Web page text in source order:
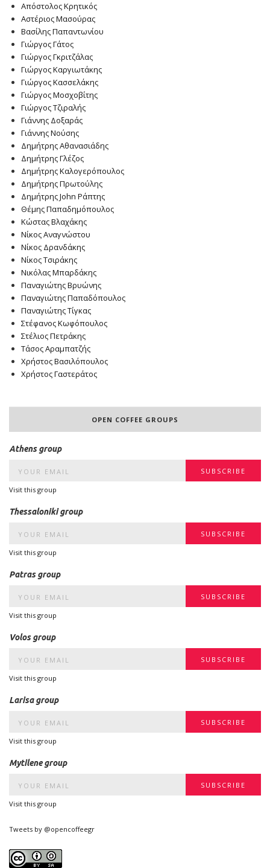
Απόστολος Κρητικός
Αστέριος Μασούρας
Βασίλης Παπαντωνίου
Γιώργος Γάτος
Γιώργος Γκριτζάλας
Γιώργος Καργιωτάκης
Γιώργος Κασσελάκης
Γιώργος Μοσχοβίτης
Γιώργος Τζιραλής
Γιάννης Δοξαράς
Γιάννης Νούσης
Δημήτρης Αθανασιάδης
Δημήτρης Γλέζος
Δημήτρης Καλογερόπουλος
Δημήτρης Πρωτούλης
Δημήτρης John Ράπτης
Θέμης Παπαδημόπουλος
Κώστας Βλαχάκης
Νίκος Αναγνώστου
Νίκος Δρανδάκης
Νίκος Τσιράκης
Νικόλας Μπαρδάκης
Παναγιώτης Βρυώνης
Παναγιώτης Παπαδόπουλος
Παναγιώτης Τίγκας
Στέφανος Κωφόπουλος
Στέλιος Πετράκης
Τάσος Αραμπατζής
Χρήστος Βασιλόπουλος
Χρήστος Γαστεράτος
OPEN COFFEE GROUPS
Athens group
Visit this group
Thessaloniki group
Visit this group
Patras group
Visit this group
Volos group
Visit this group
Larisa group
Visit this group
Mytilene group
Visit this group
Tweets by @opencoffeegr